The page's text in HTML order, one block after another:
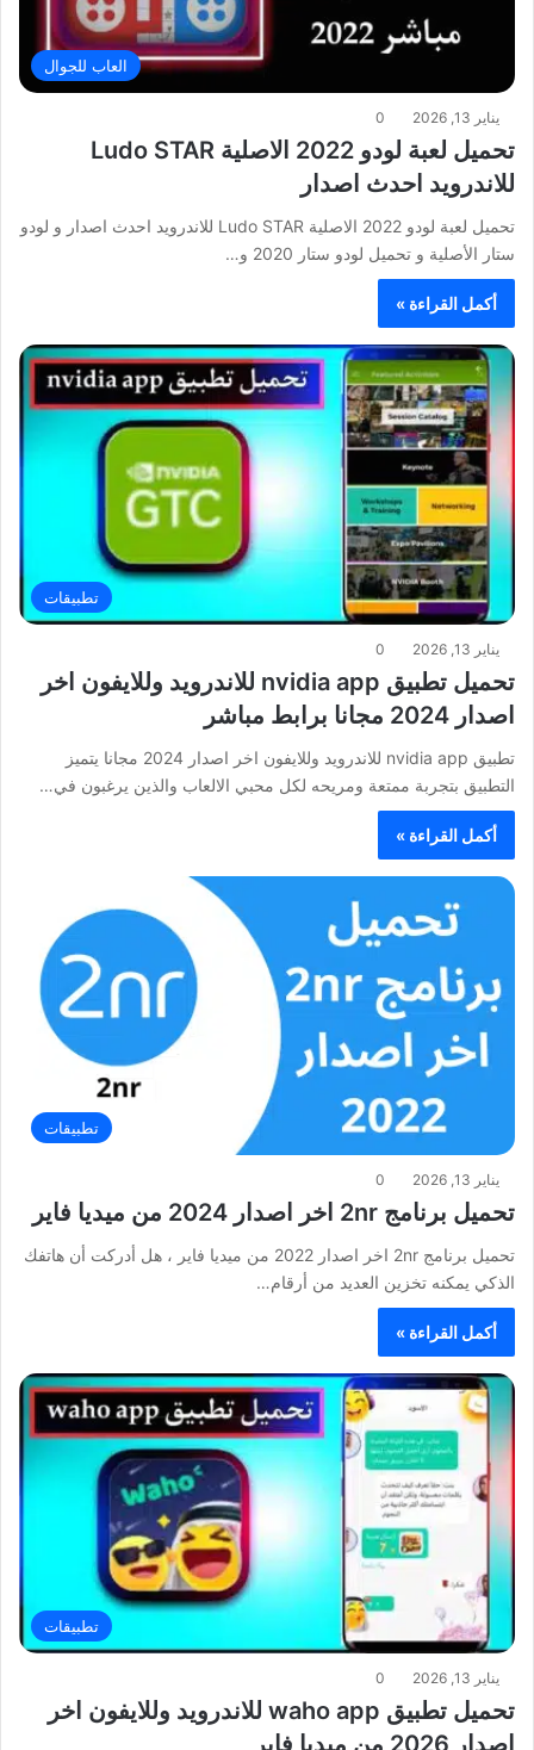
العاب للجوال
يناير 13, 2026 0
تحميل لعبة لودو 2022 الاصلية Ludo STAR
للاندرويد احدث اصدار
تحميل لعبة لودو 2022 الاصلية Ludo STAR للاندرويد احدث اصدار و لودو
ستار الأصلية و تحميل لودو ستار 2020 و…
أكمل القراءة »
تطبيقات
يناير 13, 2026 0
تحميل تطبيق nvidia app للاندرويد وللايفون اخر
اصدار 2024 مجانا برابط مباشر
تطبيق nvidia app للاندرويد وللايفون اخر اصدار 2024 مجانا يتميز
التطبيق بتجربة ممتعة ومريحه لكل محبي الالعاب والذين يرغبون في…
أكمل القراءة »
تطبيقات
يناير 13, 2026 0
تحميل برنامج 2nr اخر اصدار 2024 من ميديا فاير
تحميل برنامج 2nr اخر اصدار 2022 من ميديا فاير ، هل أدركت أن هاتفك
الذكي يمكنه تخزين العديد من أرقام…
أكمل القراءة »
تطبيقات
يناير 13, 2026 0
تحميل تطبيق waho app للاندرويد وللايفون اخر
اصدار 2026 من ميديا فاير